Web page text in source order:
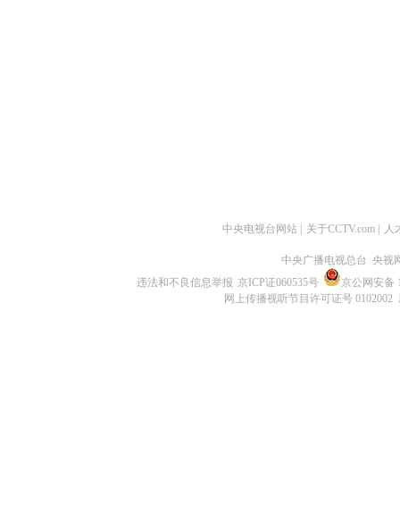
中央电视台网站 关于CCTV.com 人
中央广播电视总台 央视
违法和不良信息举报 京ICP证060535号
京公网安备
网上传播视听节目许可证号 0102002